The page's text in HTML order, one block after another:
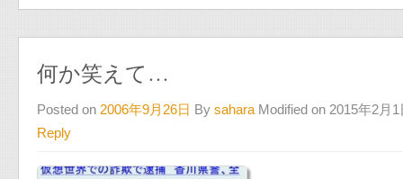
何か笑えて…
Posted on 2006年9月26日 By sahara Modified on 2015年2月1
Reply